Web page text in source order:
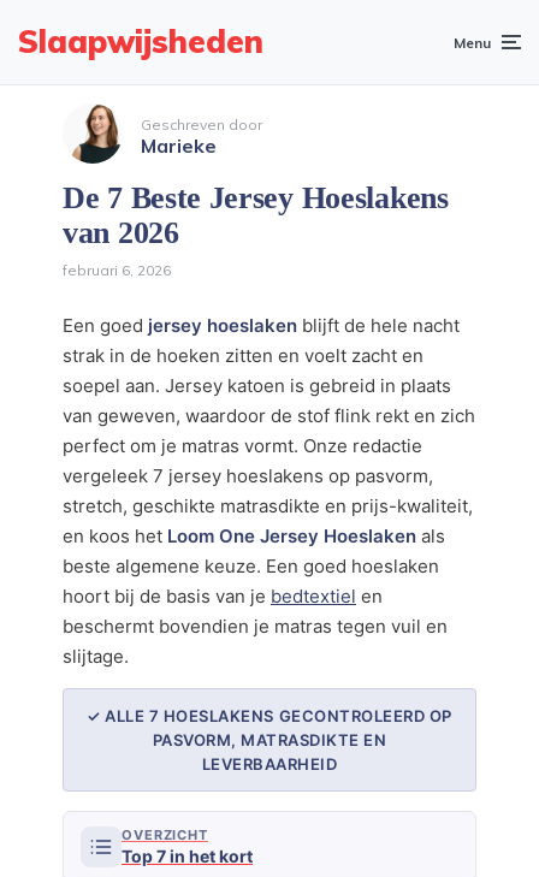
Slaapwijsheden Menu
Geschreven door
Marieke
De 7 Beste Jersey Hoeslakens
van 2026
februari 6, 2026
Een goed jersey hoeslaken blijft de hele nacht
strak in de hoeken zitten en voelt zacht en
soepel aan. Jersey katoen is gebreid in plaats
van geweven, waardoor de stof flink rekt en zich
perfect om je matras vormt. Onze redactie
vergeleek 7 jersey hoeslakens op pasvorm,
stretch, geschikte matrasdikte en prijs-kwaliteit,
en koos het Loom One Jersey Hoeslaken als
beste algemene keuze. Een goed hoeslaken
hoort bij de basis van je bedtextiel en
beschermt bovendien je matras tegen vuil en
slijtage.
✓ ALLE 7 HOESLAKENS GECONTROLEERD OP
PASVORM, MATRASDIKTE EN
LEVERBAARHEID
OVERZICHT
Top 7 in het kort